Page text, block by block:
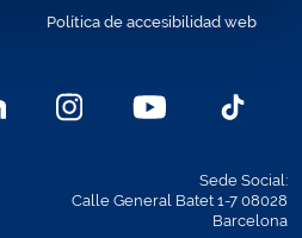
Política de accesibilidad web
Sede Social:
Calle General Batet 1-7 08028
Barcelona